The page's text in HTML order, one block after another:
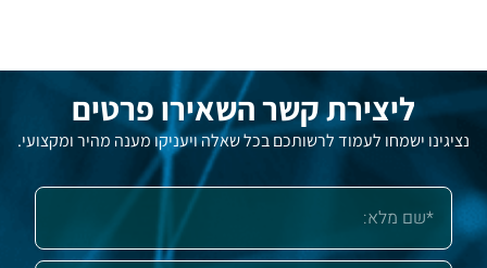
ליצירת קשר השאירו פרטים
נציגינו ישמחו לעמוד לרשותכם בכל שאלה ויעניקו מענה מהיר ומקצועי.